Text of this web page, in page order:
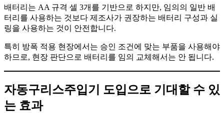
배터리는 AA 규격 셀 3개를 기반으로 하지만, 임의의 일반 배
터리를 사용하는 것보다 제조사가 권장하는 배터리 구성과 실
링을 사용하는 것이 안전합니다.
특히 방폭 적용 현장에서는 승인 조건에 맞는 부품을 사용해야
하므로, 현장 판단으로 배터리를 임의 교체해서는 안 됩니다.
자동구리스주입기 도입으로 기대할 수 있
는 효과